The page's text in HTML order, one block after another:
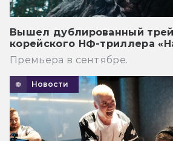
Вышел дублированный
корейского НФ-триллера
Премьера в сентябре.
Новости